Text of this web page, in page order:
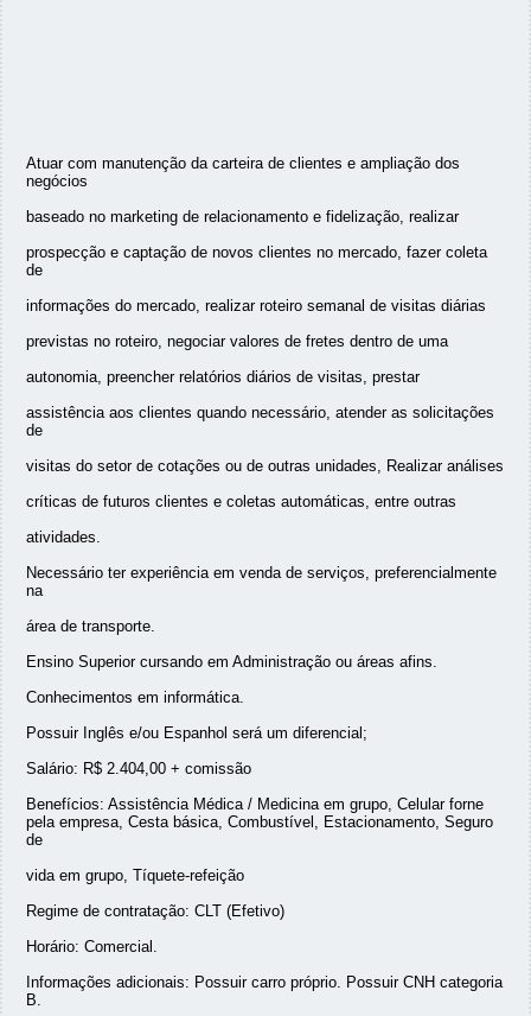
Atuar com manutenção da carteira de clientes e ampliação dos
negócios
baseado no marketing de relacionamento e fidelização, realizar
prospecção e captação de novos clientes no mercado, fazer coleta
de
informações do mercado, realizar roteiro semanal de visitas diárias
previstas no roteiro, negociar valores de fretes dentro de uma
autonomia, preencher relatórios diários de visitas, prestar
assistência aos clientes quando necessário, atender as solicitações
de
visitas do setor de cotações ou de outras unidades, Realizar análises
críticas de futuros clientes e coletas automáticas, entre outras
atividades.
Necessário ter experiência em venda de serviços, preferencialmente
na
área de transporte.
Ensino Superior cursando em Administração ou áreas afins.
Conhecimentos em informática.
Possuir Inglês e/ou Espanhol será um diferencial;
Salário: R$ 2.404,00 + comissão
Benefícios: Assistência Médica / Medicina em grupo, Celular forne
pela empresa, Cesta básica, Combustível, Estacionamento, Seguro
de
vida em grupo, Tíquete-refeição
Regime de contratação: CLT (Efetivo)
Horário: Comercial.
Informações adicionais: Possuir carro próprio. Possuir CNH categoria
B.